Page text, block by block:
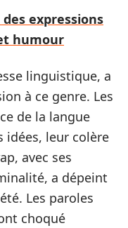
expressions
humour
linguistique, a
à ce genre. Les
de la langue
idées, leur colère
avec ses
a dépeint
Les paroles
choqué